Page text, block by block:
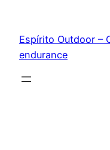
conteúdo
Espírito Outdoor –
endurance